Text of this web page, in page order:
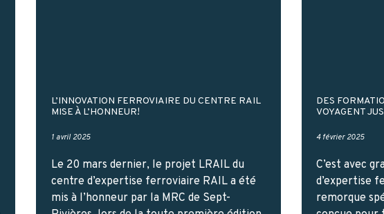
L’INNOVATION FERROVIAIRE DU CENTRE RAIL
MISE À L’HONNEUR!
1 avril 2025
Le 20 mars dernier, le projet LRAIL du
centre d’expertise ferroviaire RAIL a été
mis à l’honneur par la MRC de Sept-
DES
VOYAGENT
4 février 2025
C’est avec
d’expertise
remorque